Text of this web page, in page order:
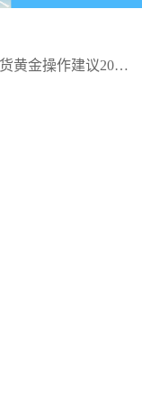
黄金操作建议2023